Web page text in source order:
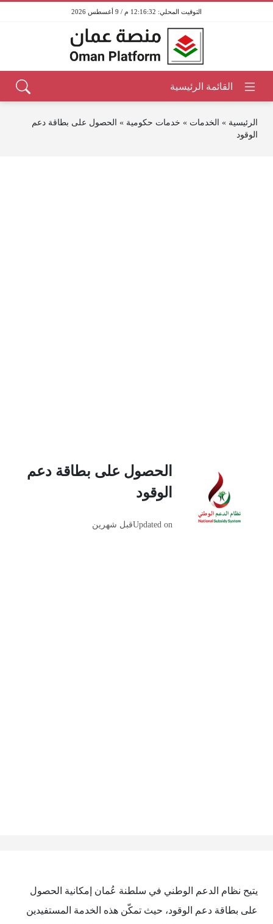
12:16:32 م / 9 أغسطس 2026
الرئيسية » الخدمات » خدمات حكومية » الحصول على بطاقة دعم
الوقود
الحصول على بطاقة دعم
الوقود
Updated onقبل شهرين
يتيح نظام الدعم الوطني في سلطنة عُمان إمكانية الحصول
على بطاقة دعم الوقود، حيث تمكّن هذه الخدمة المستفيدين